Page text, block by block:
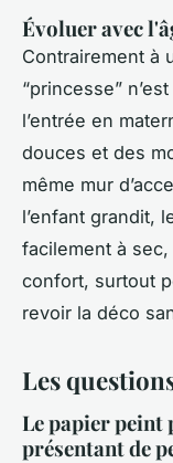
Évoluer avec
Contrairement à
“princesse”
l’entrée en
douces et des
même mur
l’enfant grandit,
facilement à sec,
confort, surtout
revoir la déco
Les
Le papier peint
présentant de